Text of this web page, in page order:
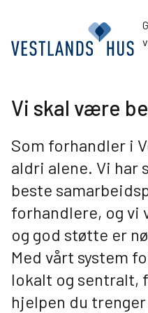
search
Dine ressurser
Om VestlandsHus
Oversikt over
Merkevare og
Fordelaktige avtaler
Samlinger og
Siste nytt
Kontakt oss
Vi skal være
Som forhandler i
aldri alene. Vi har
beste
forhandlere, og vi
og god støtte er
Med vårt system
lokalt og sentralt,
hjelpen du